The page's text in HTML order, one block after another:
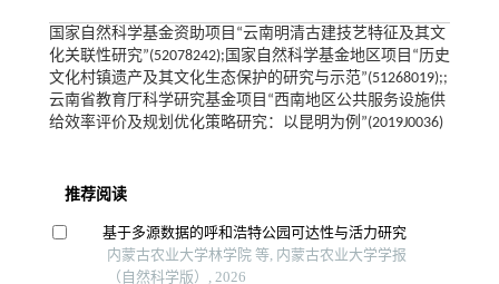
国家自然科学基金资助项目“云南明清古建技艺特征及其文
化关联性研究”(52078242);国家自然科学基金地区项目“历史
文化村镇遗产及其文化生态保护的研究与示范”(51268019);;
云南省教育厅科学研究基金项目“西南地区公共服务设施供
给效率评价及规划优化策略研究：以昆明为例”(2019J0036)